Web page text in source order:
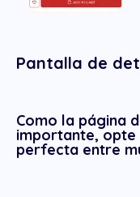
Pantalla de
Como la página
importante, opte
perfecta entre